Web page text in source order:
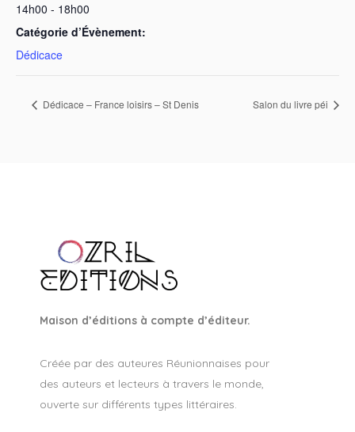
14h00 - 18h00
Catégorie d’Évènement:
Dédicace
Dédicace – France loisirs – St Denis Salon du livre péi
Maison d’éditions à compte d’éditeur.
Créée par des auteures Réunionnaises pour
des auteurs et lecteurs à travers le monde,
ouverte sur différents types littéraires.